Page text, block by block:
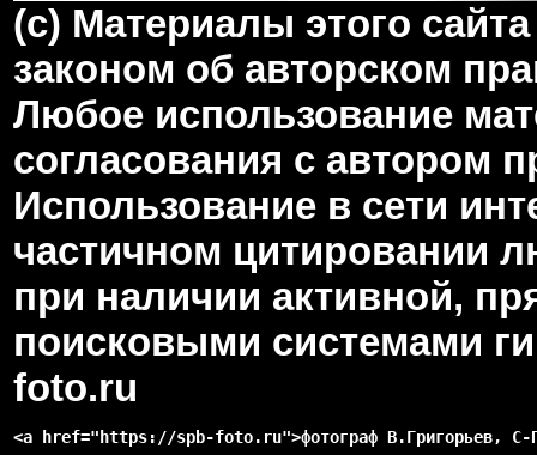
(c) Материалы этого
законом об авторском
Любое использование
согласования с автором
Использование в сети
частичном цитировании
при наличии активной,
поисковыми системами
foto.ru
<a href="https://spb-foto.ru">фотограф В.Григорьев, С-